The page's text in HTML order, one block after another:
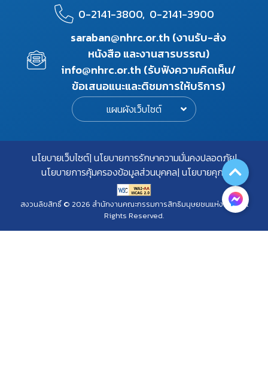
0-2141-3800, 0-2141-3900
saraban@nhrc.or.th (งานรับ-ส่ง
หนังสือ และงานสารบรรณ)
info@nhrc.or.th (รับฟังความคิดเห็น/
ข้อเสนอแนะและติชมการให้บริการ)
แผนผังเว็บไซต์
นโยบายเว็บไซต์ นโยบายการรักษาความมั่นคงปลอดภัย
นโยบายการคุ้มครองข้อมูลส่วนบุคคล นโยบายคุกกี้
สงวนลิขสิทธิ์ © 2026 สำนักงานคณะกรรมการสิทธิมนุษยชนแห่งชาติ. All
Rights Reserved.